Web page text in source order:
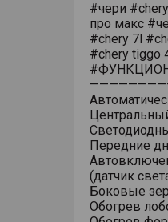
#чери
про макс
#chery 7l
#chery tiggo
Передние
(датчик
Боковые
Обогрев